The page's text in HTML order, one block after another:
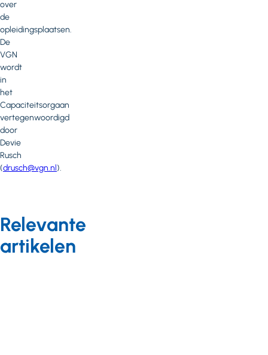
over
de
opleidingsplaatsen.
De
VGN
wordt
in
het
Capaciteitsorgaan
vertegenwoordigd
door
Devie
Rusch
(drusch@vgn.nl).
Relevante
artikelen